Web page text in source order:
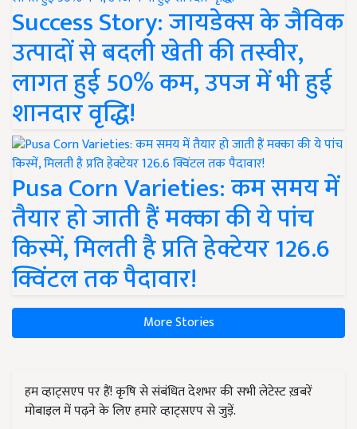
Success Story: जायडेक्स के जैविक
उत्पादों से बदली खेती की तस्वीर,
लागत हुई 50% कम, उपज में भी हुई
शानदार वृद्धि!
Pusa Corn Varieties: कम समय में
तैयार हो जाती हैं मक्का की ये पांच
किस्में, मिलती है प्रति हेक्टेयर 126.6
क्विंटल तक पैदावार!
More Stories
हम व्हाट्सएप पर हैं! कृषि से संबंधित देशभर की सभी लेटेस्ट ख़बरें
मोबाइल में पढ़ने के लिए हमारे व्हाट्सएप से जुड़ें.